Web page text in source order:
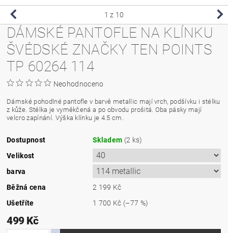
1 z 10
DÁMSKÉ PANTOFLE NA KLÍNKU
ŠVÉDSKÉ ZNAČKY TEN POINTS
TP 60264 114
Neohodnoceno
Dámské pohodlné pantofle v barvě metallic mají vrch, podšívku i stélku
z kůže. Stélka je vyměkčená a po obvodu prošitá. Oba pásky mají
velcro zapínání. Výška klínku je 4.5 cm.
Dostupnost Skladem (2 ks)
Velikost
barva
Běžná cena
2 199 Kč
Ušetříte
1 700 Kč (–77 %)
499 Kč